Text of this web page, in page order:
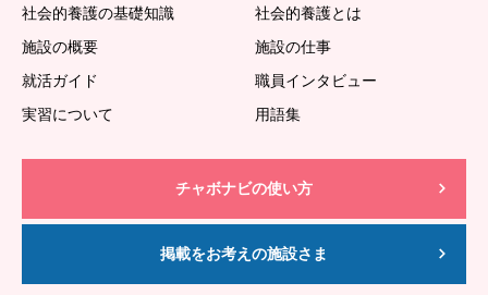
社会的養護の基礎知識
社会的養護とは
施設の概要
施設の仕事
就活ガイド
職員インタビュー
実習について
用語集
チャボナビの使い方
掲載をお考えの施設さま